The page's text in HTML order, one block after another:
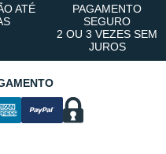
ATÉ
PAGAMENTO
SEGURO
2 OU 3 VEZES SEM
JUROS